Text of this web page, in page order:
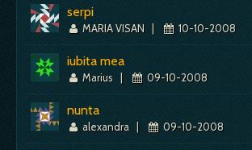
serpi
MARIA VISAN | 10-10-2008
iubita mea
Marius | 09-10-2008
nunta
alexandra | 09-10-2008